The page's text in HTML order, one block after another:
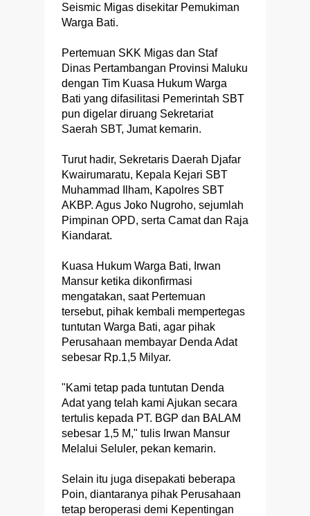
Seismic Migas disekitar Pemukiman
Warga Bati.
Pertemuan SKK Migas dan Staf
Dinas Pertambangan Provinsi Maluku
dengan Tim Kuasa Hukum Warga
Bati yang difasilitasi Pemerintah SBT
pun digelar diruang Sekretariat
Saerah SBT, Jumat kemarin.
Turut hadir, Sekretaris Daerah Djafar
Kwairumaratu, Kepala Kejari SBT
Muhammad Ilham, Kapolres SBT
AKBP. Agus Joko Nugroho, sejumlah
Pimpinan OPD, serta Camat dan Raja
Kiandarat.
Kuasa Hukum Warga Bati, Irwan
Mansur ketika dikonfirmasi
mengatakan, saat Pertemuan
tersebut, pihak kembali mempertegas
tuntutan Warga Bati, agar pihak
Perusahaan membayar Denda Adat
sebesar Rp.1,5 Milyar.
"Kami tetap pada tuntutan Denda
Adat yang telah kami Ajukan secara
tertulis kepada PT. BGP dan BALAM
sebesar 1,5 M," tulis Irwan Mansur
Melalui Seluler, pekan kemarin.
Selain itu juga disepakati beberapa
Poin, diantaranya pihak Perusahaan
tetap beroperasi demi Kepentingan